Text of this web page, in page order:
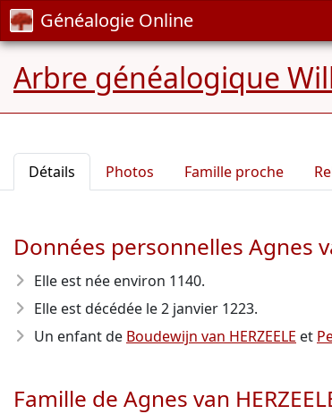
Généalogie Online
Arbre généalogique
Détails Photos Famille proche
Données personnelles Agnes
Elle est née environ 1140.
Elle est décédée le 2 janvier 1223.
Un enfant de Boudewijn van HERZEELE et
Famille de Agnes van